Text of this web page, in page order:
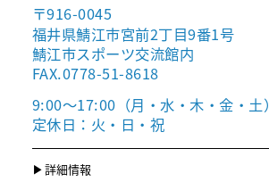
〒916-0045
福井県鯖江市宮前2丁目9番1号
鯖江市スポーツ交流館内
FAX.0778-51-8618
9:00〜17:00（月・水・木・金・土）
定休日：火・日・祝
詳細情報